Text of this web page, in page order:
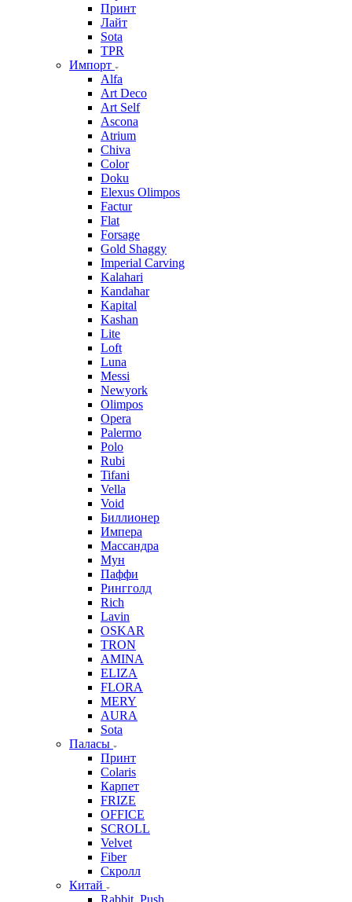
Принт
Лайт
Sota
TPR
Импорт
Alfa
Art Deco
Art Self
Ascona
Atrium
Chiva
Color
Doku
Elexus Olimpos
Factur
Flat
Forsage
Gold Shaggy
Imperial Carving
Kalahari
Kandahar
Kapital
Kashan
Lite
Loft
Luna
Messi
Newyork
Olimpos
Opera
Palermo
Polo
Rubi
Tifani
Vella
Void
Биллионер
Импера
Массандра
Мун
Паффи
Рингголд
Rich
Lavin
OSKAR
TRON
AMINA
ELIZA
FLORA
MERY
AURA
Sota
Паласы
Принт
Colaris
Карпет
FRIZE
OFFICE
SCROLL
Velvet
Fiber
Скролл
Китай
Rabbit_Push